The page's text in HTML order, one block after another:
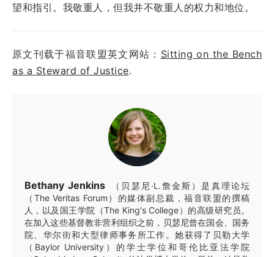
望和指引。我敬重人，但我并不敬重人的权力和地位。
原文刊载于福音联盟英文网站： Sitting on the Bench
as a Steward of Justice.
Bethany Jenkins
（贝瑟尼·L.詹金斯）是真理论坛
（The Veritas Forum）的媒体副总裁，福音联盟的撰稿
人，以及国王学院（The King's College）的高级研究员。
在加入这些基督教非营利组织之前，贝瑟尼曾在国会、国务
院、华尔街和大型律师事务所工作。她获得了贝勒大学
（Baylor University）的学士学位和哥伦比亚法学院